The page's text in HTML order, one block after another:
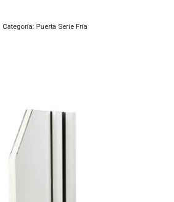
Categoría: Puerta Serie Fría